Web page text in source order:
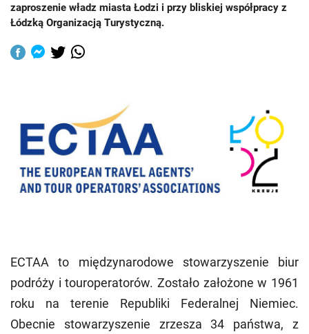
zaproszenie władz miasta Łodzi i przy bliskiej współpracy z
Łódzką Organizacją Turystyczną.
ECTAA to międzynarodowe stowarzyszenie biur
podróży i touroperatorów. Zostało założone w 1961
roku na terenie Republiki Federalnej Niemiec.
Obecnie stowarzyszenie zrzesza 34 państwa, z